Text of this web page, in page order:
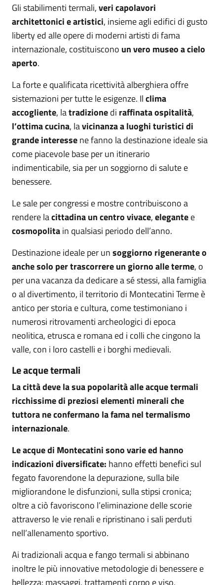
Gli stabilimenti termali,veri capolavori
architettonici e artistici, insieme agli edifici di gusto
liberty ed alle opere di moderni artisti di fama
internazionale, costituiscono un vero museo a cielo
aperto.
La forte e qualificata ricettività alberghiera offre
sistemazioni per tutte le esigenze. Ilclima
accogliente, latradizionedi raffinata ospitalità,
l’ottima cucina, lavicinanza a luoghi turistici di
grande interessene fanno la destinazione ideale sia
come piacevole base per un itinerario
indimenticabile, sia per un soggiorno di salute e
benessere.
Le sale per congressi e mostre contribuiscono a
rendere lacittadina un centro vivace,elegantee
cosmopolitain qualsiasi periodo dell’anno.
Destinazione ideale per unsoggiorno rigenerante o
anche solo per trascorrere un giorno alle terme, o
per una vacanza da dedicare a sé stessi, alla famiglia
o al divertimento, il territorio di Montecatini Terme è
antico per storia e cultura, come testimoniano i
numerosi ritrovamenti archeologici di epoca
neolitica, etrusca e romana ed i colli che cingono la
valle, con i loro castelli e i borghi medievali.
Le acque termali
La città deve la sua popolarità alle acque termali
ricchissime di preziosi elementi minerali che
tuttora ne confermano la fama nel termalismo
internazionale.
Le acque di Montecatini sono varie ed hanno
indicazioni diversificate: hanno effetti benefici sul
fegato favorendone la depurazione, sulla bile
migliorandone le disfunzioni, sulla stipsi cronica;
oltre a ciò favoriscono l’eliminazione delle scorie
attraverso le vie renali e ripristinano i sali perduti
nell’allenamento sportivo.
Ai tradizionali acqua e fango termali si abbinano
inoltre le più innovative metodologie di benessere e
bellezza: massaggi, trattamenti corpo e viso,